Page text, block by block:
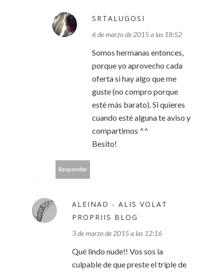
SRTALUGOSI
6 de marzo de 2015 a las 18:52
Somos hermanas entonces,
porque yo aprovecho cada
oferta si hay algo que me
guste (no compro porque
esté más barato). Si quieres
cuando esté alguna te aviso y
compartimos ^^
Besito!
Responder
ALEINAD - ALIS VOLAT
PROPRIIS BLOG
3 de marzo de 2015 a las 12:16
Qué lindo nude!! Vos sos la
culpable de que preste el triple de